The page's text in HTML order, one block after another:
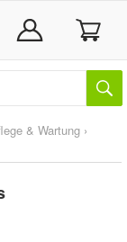
& Wartung ›